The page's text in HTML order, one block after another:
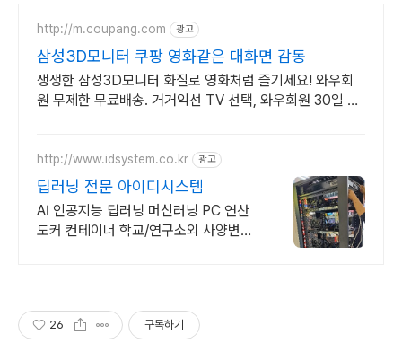
http://m.coupang.com 광고
삼성3D모니터 쿠팡 영화같은 대화면 감동
생생한 삼성3D모니터 화질로 영화처럼 즐기세요! 와우회
원 무제한 무료배송. 거거익선 TV 선택, 와우회원 30일 내
http://www.idsystem.co.kr 광고
딥러닝 전문 아이디시스템
AI 인공지능 딥러닝 머신러닝 PC 연산
도커 컨테이너 학교/연구소외 사양변경
26 구독하기